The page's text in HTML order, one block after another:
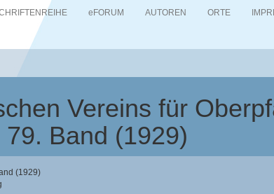
eFORUM AUTOREN ORTE
Vereins für
Band (1929)
(1929)